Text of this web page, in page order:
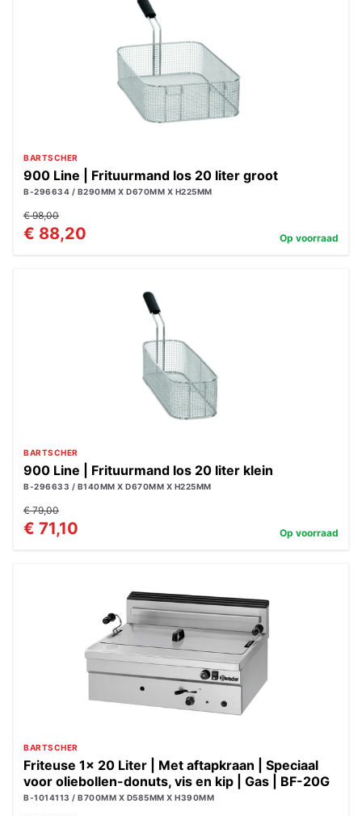
BARTSCHER
900 Line | Frituurmand los 20 liter groot
B-296634 / B290MM X D670MM X H225MM
€ 98,00
€ 88,20 Op voorraad
BARTSCHER
900 Line | Frituurmand los 20 liter klein
B-296633 / B140MM X D670MM X H225MM
€ 79,00
€ 71,10 Op voorraad
BARTSCHER
Friteuse 1x 20 Liter | Met aftapkraan | Speciaal
voor oliebollen-donuts, vis en kip | Gas | BF-20G
B-1014113 / B700MM X D585MM X H390MM